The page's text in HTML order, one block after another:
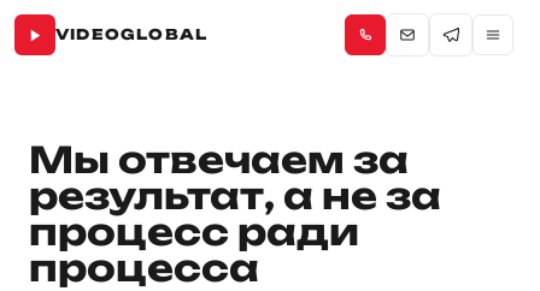
VIDEOGLOBAL
Мы отвечаем за
результат, а не за
процесс ради
процесса